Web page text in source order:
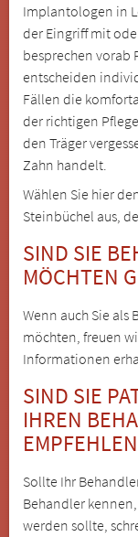
Implantologen in
der Eingriff mit
besprechen
entscheiden
Fällen die
der richtigen
den Träger
Zahn handelt.
Wählen Sie hier
Steinbüchel aus,
SIND SIE
MÖCHTEN
Wenn auch Sie
möchten, freuen
Informationen
SIND SIE
IHREN
Sollte Ihr
Behandler
werden sollte,